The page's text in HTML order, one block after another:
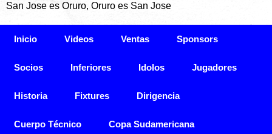
San Jose es Oruro, Oruro es San Jose
Inicio Videos Ventas Sponsors
Socios Inferiores Idolos Jugadores
Historia Fixtures Dirigencia
Cuerpo Técnico Copa Sudamericana